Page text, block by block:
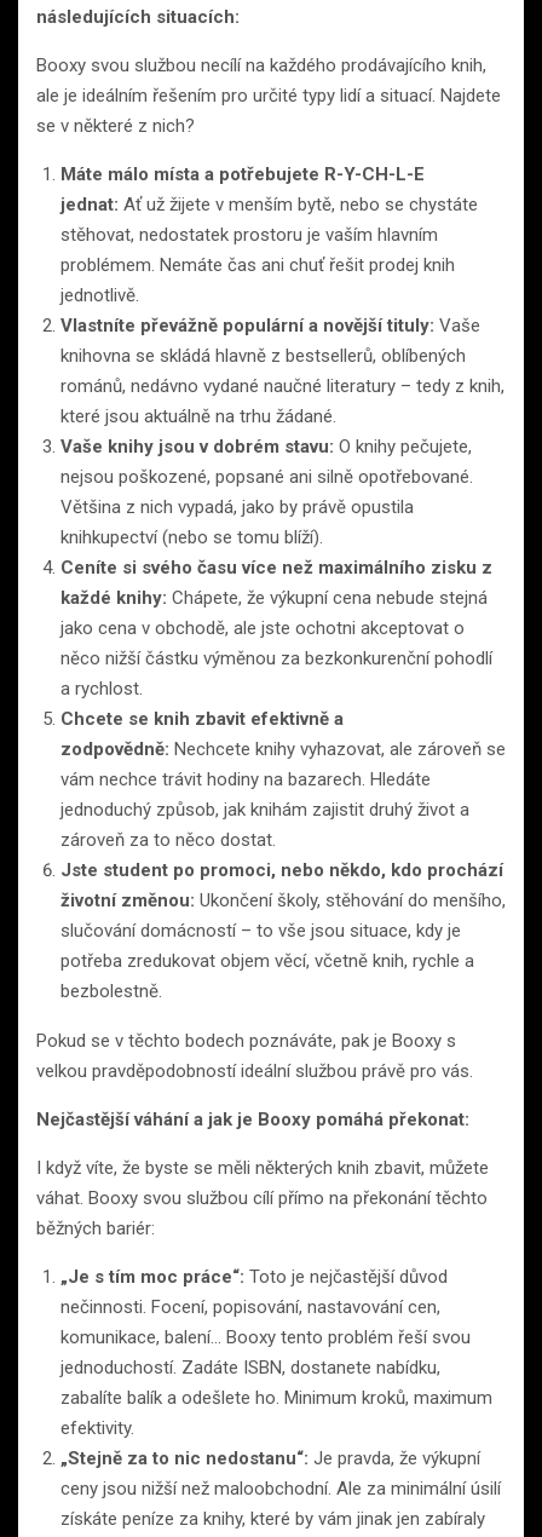
následujících situacích:
Booxy svou službou necílí na každého prodávajícího knih,
ale je ideálním řešením pro určité typy lidí a situací. Najdete
se v některé z nich?
Máte málo místa a potřebujete R-Y-CH-L-E
jednat: Ať už žijete v menším bytě, nebo se chystáte
stěhovat, nedostatek prostoru je vaším hlavním
problémem. Nemáte čas ani chuť řešit prodej knih
jednotlivě.
Vlastníte převážně populární a novější tituly: Vaše
knihovna se skládá hlavně z bestsellerů, oblíbených
románů, nedávno vydané naučné literatury – tedy z knih,
které jsou aktuálně na trhu žádané.
Vaše knihy jsou v dobrém stavu: O knihy pečujete,
nejsou poškozené, popsané ani silně opotřebované.
Většina z nich vypadá, jako by právě opustila
knihkupectví (nebo se tomu blíží).
Ceníte si svého času více než maximálního zisku z
každé knihy: Chápete, že výkupní cena nebude stejná
jako cena v obchodě, ale jste ochotni akceptovat o
něco nižší částku výměnou za bezkonkurenční pohodlí
a rychlost.
Chcete se knih zbavit efektivně a
zodpovědně: Nechcete knihy vyhazovat, ale zároveň se
vám nechce trávit hodiny na bazarech. Hledáte
jednoduchý způsob, jak knihám zajistit druhý život a
zároveň za to něco dostat.
Jste student po promoci, nebo někdo, kdo prochází
životní změnou: Ukončení školy, stěhování do menšího,
slučování domácností – to vše jsou situace, kdy je
potřeba zredukovat objem věcí, včetně knih, rychle a
bezbolestně.
Pokud se v těchto bodech poznáváte, pak je Booxy s
velkou pravděpodobností ideální službou právě pro vás.
Nejčastější váhání a jak je Booxy pomáhá překonat:
I když víte, že byste se měli některých knih zbavit, můžete
váhat. Booxy svou službou cílí přímo na překonání těchto
běžných bariér:
„Je s tím moc práce“: Toto je nejčastější důvod
nečinnosti. Focení, popisování, nastavování cen,
komunikace, balení… Booxy tento problém řeší svou
jednoduchostí. Zadáte ISBN, dostanete nabídku,
zabalíte balík a odešlete ho. Minimum kroků, maximum
efektivity.
„Stejně za to nic nedostanu“: Je pravda, že výkupní
ceny jsou nižší než maloobchodní. Ale za minimální úsilí
získáte peníze za knihy, které by vám jinak jen zabíraly